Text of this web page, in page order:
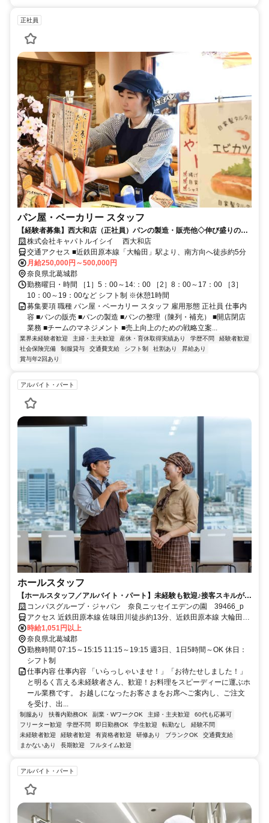
正社員
パン屋・ベーカリー スタッフ
【経験者募集】西大和店（正社員）パンの製造・販売他◇伸び盛りのベ
ーカリー業界で一緒に頑張りませんか！
株式会社キャパトルイシイ 西大和店
交通アクセス ■近鉄田原本線「大輪田」駅より、南方向へ徒歩約5分
月給250,000円～500,000円
奈良県北葛城郡
勤務曜日・時間 ［1］5：00～14:：00 ［2］8：00～17：00 ［3］
10：00～19：00など シフト制 ※休憩1時間
募集要項 職種 パン屋・ベーカリー スタッフ 雇用形態 正社員 仕事内
容 ■パンの販売 ■パンの製造 ■パンの整理（陳列・補充） ■開店閉店
業務 ■チームのマネジメント ■売上向上のための戦略立案...
業界未経験者歓迎 主婦・主夫歓迎 産休・育休取得実績あり 学歴不問
経験者歓迎
社会保険完備
制服貸与 交通費支給 シフト制 社割あり
昇給あり
賞与年2回あり
アルバイト・パート
ホールスタッフ
【ホールスタッフ／アルバイト・パート】未経験も歓迎♪接客スキルが活
かせる！
コンパスグループ・ジャパン 奈良ニッセイエデンの園 39466_p
アクセス 近鉄田原本線 佐味田川徒歩約13分、近鉄田原本線 大輪田徒
歩約17分、近鉄田原本線 池部徒歩約20分 奈良交通バス「高塚台一丁
目」バス停徒歩約3分
時給1,051円以上
奈良県北葛城郡
勤務時間 07:15～15:15 11:15～19:15 週3日、1日5時間～OK 休日：
シフト制
仕事内容 仕事内容 「いらっしゃいませ！」「お待たせしました！」
と明るく言える未経験者さん、歓迎！お料理をスピーディーに運ぶホ
ール業務です。 お越しになったお客さまをお席へご案内し、ご注文
を受け、出...
制服あり 扶養内勤務OK 副業・WワークOK 主婦・主夫歓迎
60代も応募可
フリーター歓迎
学歴不問 即日勤務OK 学生歓迎 転勤なし
経験不問
未経験者歓迎
経験者歓迎 有資格者歓迎 研修あり ブランクOK
交通費支給
まかないあり
長期歓迎 フルタイム歓迎
アルバイト・パート